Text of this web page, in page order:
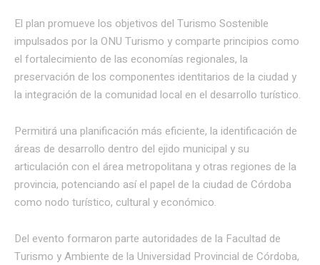
El plan promueve los objetivos del Turismo Sostenible
impulsados por la ONU Turismo y comparte principios como
el fortalecimiento de las economías regionales, la
preservación de los componentes identitarios de la ciudad y
la integración de la comunidad local en el desarrollo turístico.
Permitirá una planificación más eficiente, la identificación de
áreas de desarrollo dentro del ejido municipal y su
articulación con el área metropolitana y otras regiones de la
provincia, potenciando así el papel de la ciudad de Córdoba
como nodo turístico, cultural y económico.
Del evento formaron parte autoridades de la Facultad de
Turismo y Ambiente de la Universidad Provincial de Córdoba,